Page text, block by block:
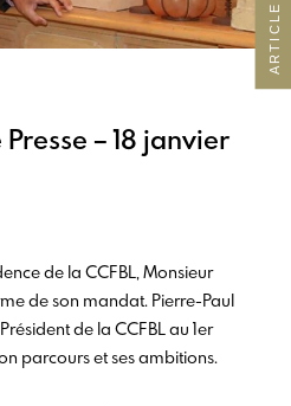
ARTICLE
– 18 janvier
de la CCFBL, Monsieur
de son mandat. Pierre-Paul
de la CCFBL au 1er
parcours et ses ambitions.